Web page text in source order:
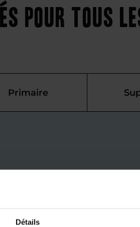
Détails
pour tous
Primaire